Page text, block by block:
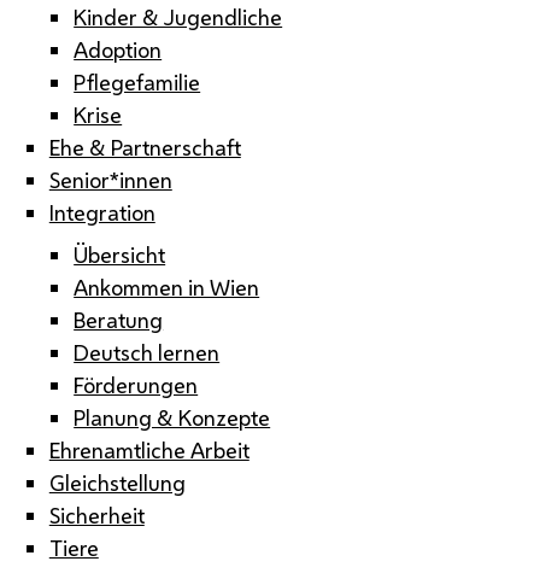
Kinder & Jugendliche
Adoption
Pflegefamilie
Krise
Ehe & Partnerschaft
Senior*innen
Integration
Übersicht
Ankommen in Wien
Beratung
Deutsch lernen
Förderungen
Planung & Konzepte
Ehrenamtliche Arbeit
Gleichstellung
Sicherheit
Tiere